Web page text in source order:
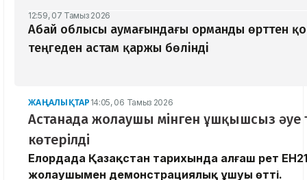
12:59, 07 Тамыз 2026
Абай облысы аумағындағы орманды өрттен
теңгеден астам қаржы бөлінді
ЖАҢАЛЫҚТАР 14:05, 06 Тамыз 2026
Астанада жолаушы мінген ұшқышсыз әуе
көтерілді
Елордада Қазақстан тарихында алғаш рет
жолаушымен демонстрациялық ұшуы өтті.